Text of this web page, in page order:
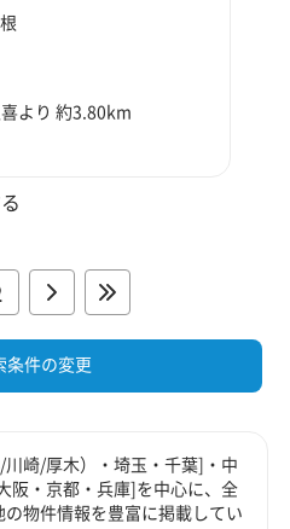
より 約3.80km
条件の変更
崎/厚木）・埼玉・千葉]・中
阪・京都・兵庫]を中心に、全
物件情報を豊富に掲載してい